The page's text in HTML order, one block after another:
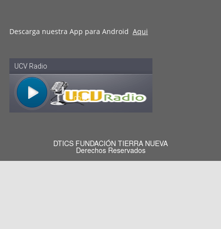
Descarga nuestra App para Android Aqui
DTICS FUNDACIÓN TIERRA NUEVA
Derechos Reservados